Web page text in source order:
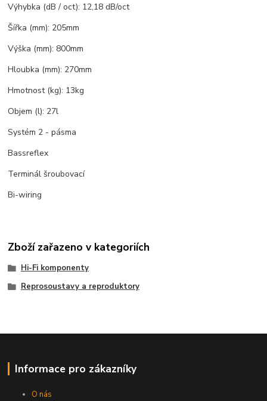
Výhybka (dB / oct): 12,18 dB/oct
Šířka (mm): 205mm
Výška (mm): 800mm
Hloubka (mm): 270mm
Hmotnost (kg): 13kg
Objem (l): 27l
Systém 2 - pásma
Bassreflex
Terminál šroubovací
Bi-wiring
Zboží zařazeno v kategoriích
Hi-Fi komponenty
Reprosoustavy a reproduktory
Informace pro zákazníky
O nás